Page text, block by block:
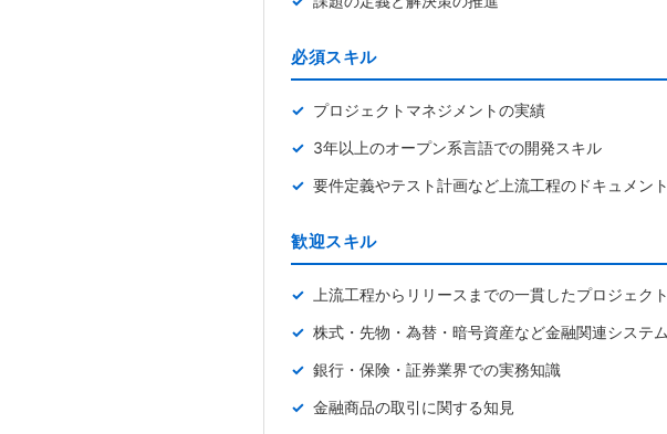
必須スキル
プロジェクトマネジメントの実績
3年以上のオープン系言語での開発スキル
要件定義やテスト計画など上流工程のドキュメン
歓迎スキル
上流工程からリリースまでの一貫したプロジェク
株式・先物・為替・暗号資産など金融関連システ
銀行・保険・証券業界での実務知識
金融商品の取引に関する知見